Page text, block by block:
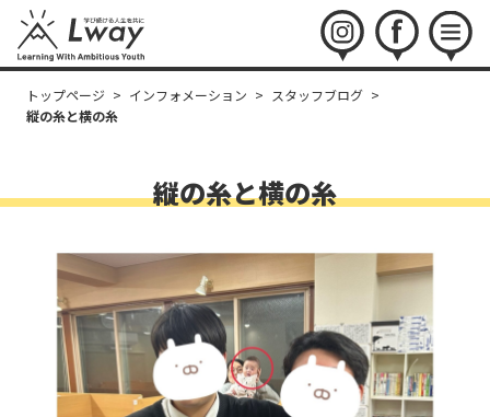
instagramfacebookmenu
トップページ > インフォメーション > スタッフブログ >
縦の糸と横の糸
縦の糸と横の糸